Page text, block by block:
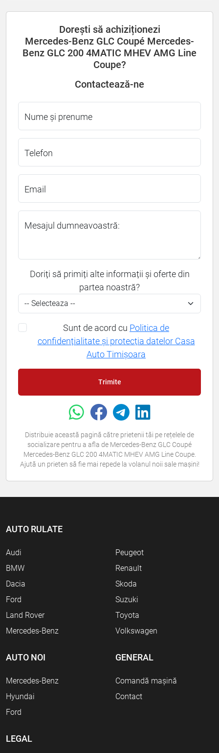
Dorești să achiziționezi
Mercedes-Benz GLC Coupé Mercedes-
Benz GLC 200 4MATIC MHEV AMG Line
Coupe?
Contactează-ne
Nume și prenume
Telefon
Email
Mesajul dumneavoastră:
Doriți să primiți alte informații și oferte din
partea noastră?
Sunt de acord cu Politica de
confidențialitate și protecția datelor Casa
Auto Timișoara
Trimite
Distribuie această pagină către prietenii tăi pe rețelele de
socializare pentru a afla de Mercedes-Benz GLC Coupé
Mercedes-Benz GLC 200 4MATIC MHEV AMG Line Coupe.
Ajută un prieten să fie mai repede la volanul noii sale mașini!
AUTO RULATE
Audi
BMW
Dacia
Ford
Land Rover
Mercedes-Benz
Peugeot
Renault
Skoda
Suzuki
Toyota
Volkswagen
AUTO NOI
Mercedes-Benz
Hyundai
Ford
GENERAL
Comandă mașină
Contact
LEGAL